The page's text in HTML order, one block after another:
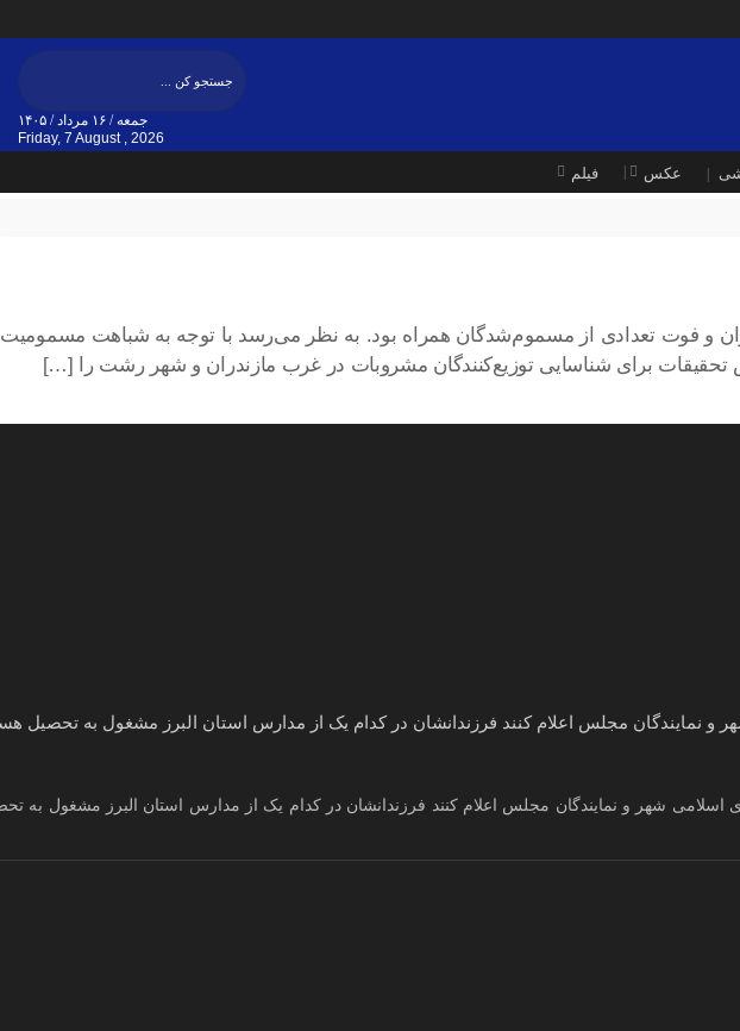
جمعه / ۱۶ مرداد / ۱۴۰۵
Friday, 7 August , 2026
عکس فیلم
و فوت تعدادی از مسموم‌شدگان همراه بود. به نظر می‌رسد با توجه به شباهت مسمومیت
تحقیقات برای شناسایی توزیع‌کنندگان مشروبات در غرب مازندران و شهر رشت را […]
نمایندگان مجلس اعلام کنند فرزندانشان در کدام یک از مدارس استان البرز مشغول به تحصیل
شهر و نمایندگان مجلس اعلام کنند فرزندانشان در کدام یک از مدارس استان البرز مشغول به